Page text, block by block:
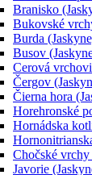
Branisko
Bukovské
Burda
Busov
Cerová
Čergov
Čierna hora
Horehronské
Hornádska
Chočské vrchy
Javorie